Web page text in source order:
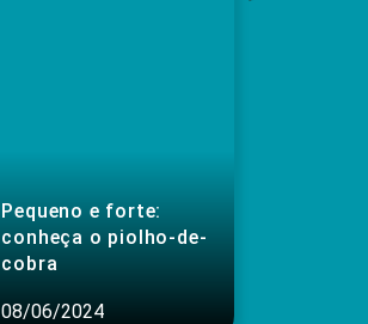
Pequeno e forte:
conheça o piolho-de-
cobra
08/06/2024